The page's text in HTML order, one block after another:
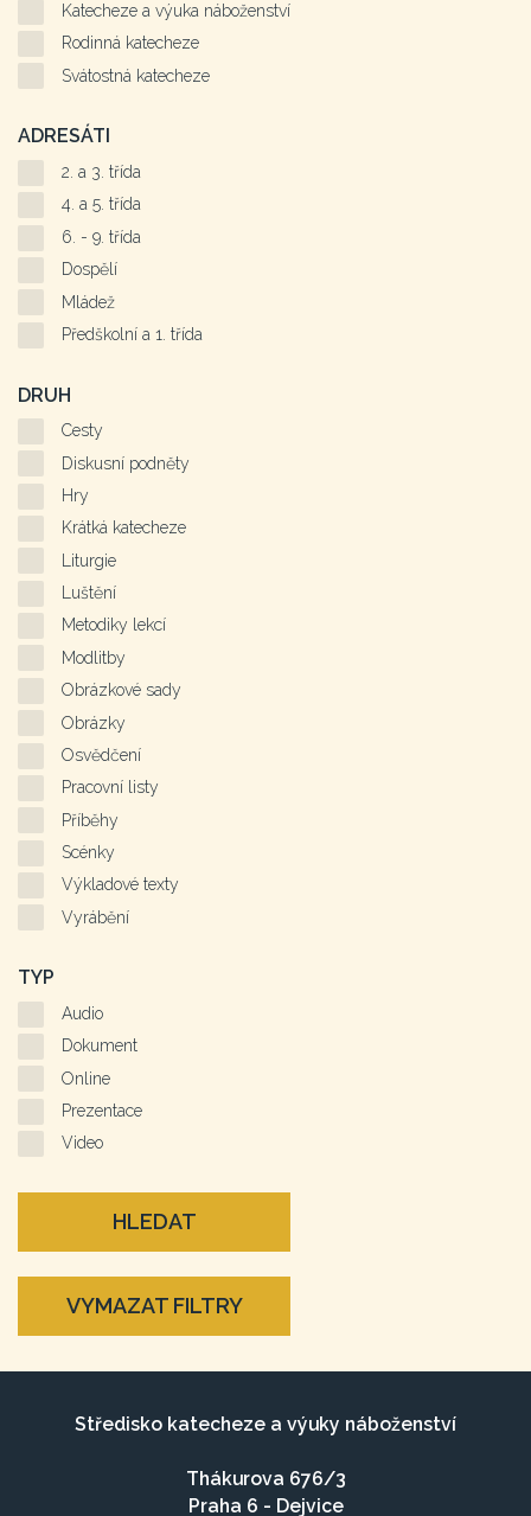
Katecheze a výuka náboženství
Rodinná katecheze
Svátostná katecheze
ADRESÁTI
2. a 3. třída
4. a 5. třída
6. - 9. třída
Dospělí
Mládež
Předškolní a 1. třída
DRUH
Cesty
Diskusní podněty
Hry
Krátká katecheze
Liturgie
Luštění
Metodiky lekcí
Modlitby
Obrázkové sady
Obrázky
Osvědčení
Pracovní listy
Příběhy
Scénky
Výkladové texty
Vyrábění
TYP
Audio
Dokument
Online
Prezentace
Video
HLEDAT
VYMAZAT FILTRY
Středisko katecheze a výuky náboženství
Thákurova 676/3
Praha 6 - Dejvice